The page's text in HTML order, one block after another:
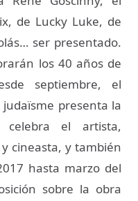
de Lucky Luke, de
ser presentado.
los 40 años de
septiembre, el
judaïsme presenta la
celebra el artista,
cineasta, y también
hasta marzo del
sobre la obra